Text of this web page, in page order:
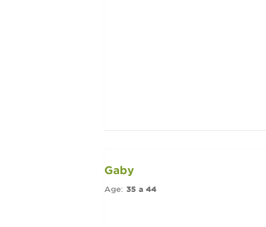
Gaby
Age: 35 a 44